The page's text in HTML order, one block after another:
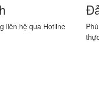
liên hệ qua Hotline